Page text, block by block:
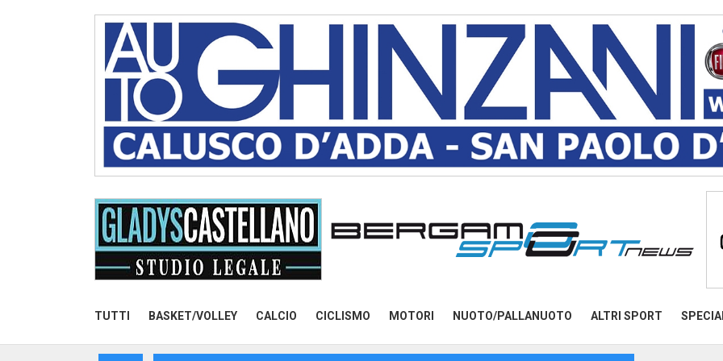
TUTTI BASKET/VOLLEY CALCIO CICLISMO MOTORI NUOTO/PALLANUOTO ALTRI SPORT